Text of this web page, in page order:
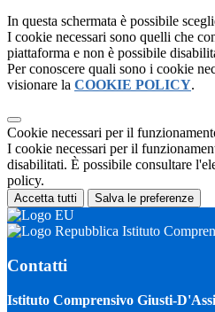
In questa schermata è possibile
I cookie necessari sono quelli che
piattaforma e non è possibile
Per conoscere quali sono i cookie
visionare la COOKIE POLICY.
Cookie necessari per il
I cookie necessari per il
disabilitati. È possibile consultare
policy.
Accetta tutti Salva le preferenze
Istituto
Contatti
Istituto Comprensivo Giusti-